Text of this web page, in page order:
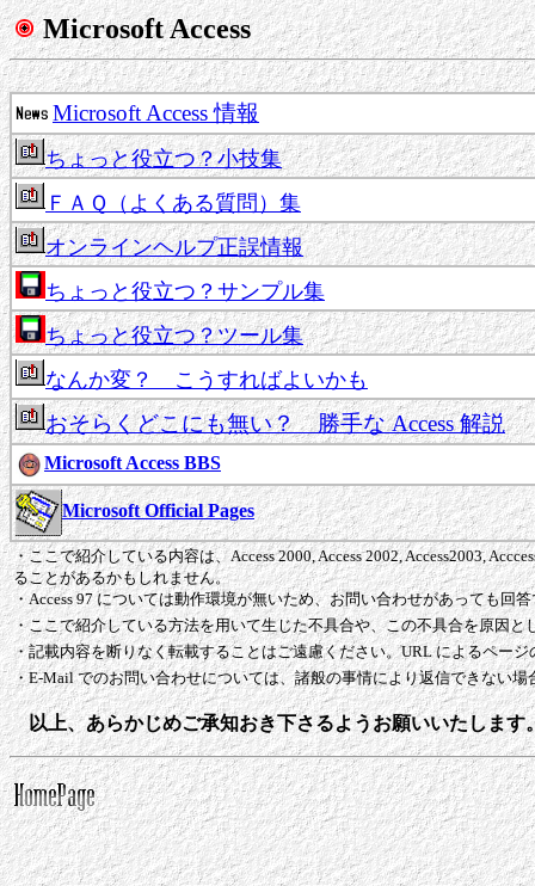
Microsoft Access
Microsoft Access 情報
ちょっと役立つ？小技集
ＦＡＱ（よくある質問）集
オンラインヘルプ正誤情報
ちょっと役立つ？サンプル集
ちょっと役立つ？ツール集
なんか変？ こうすればよいかも
おそらくどこにも無い？ 勝手な Access 解説
Microsoft Access BBS
Microsoft Official Pages
・ここで紹介している内容は、Access 2000, Access 2002, Access2003,
ることがあるかもしれません。
・Access 97 については動作環境が無いため、お問い合わせがあっても回
・ここで紹介している方法を用いて生じた不具合や、この不具合を原因
・記載内容を断りなく転載することはご遠慮ください。URL によるペー
・E-Mail でのお問い合わせについては、諸般の事情により返信できない
以上、あらかじめご承知おき下さるようお願いいたします